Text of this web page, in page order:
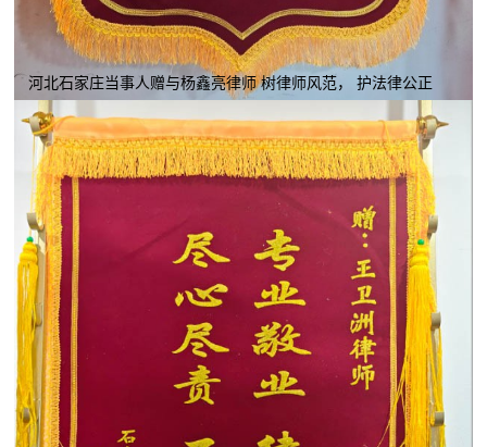
河北石家庄当事人赠与杨鑫亮律师 树律师风范， 护法律公正